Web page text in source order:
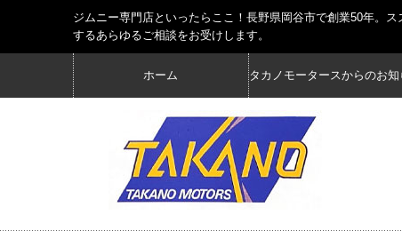
ジムニー専門店といったらここ！長野県岡谷市で創業50年。
するあらゆるご相談をお受けします。
ホーム タカノモータースからのお知